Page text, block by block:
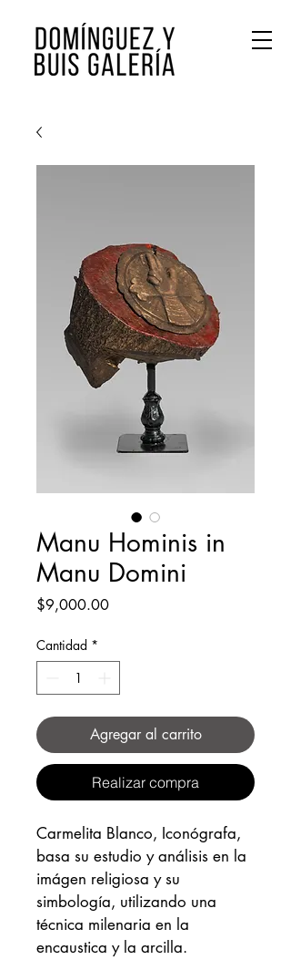
Manu Hominis in
Manu Domini
$9,000.00Precio
Cantidad *
Agregar al carrito
Realizar compra
Carmelita Blanco, Iconógrafa,
basa su estudio y análisis en la
imágen religiosa y su
simbología, utilizando una
técnica milenaria en la
encaustica y la arcilla.